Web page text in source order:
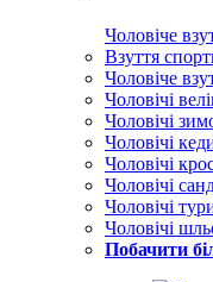
Чоловіче
Взуття
Чоловіче
Чоловічі
Чоловічі
Чоловічі
Чоловічі
Чоловічі
Чоловічі
Чоловічі
Побачити